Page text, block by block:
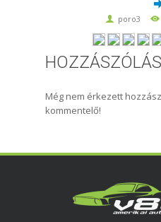
poro3
Még nem érkezett
kommentelő!